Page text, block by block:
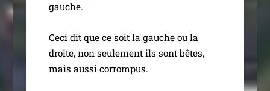
gauche.
Ceci dit que ce soit la gauche ou la
droite, non seule­ment ils sont bêtes,
mais aus­si corrompus.